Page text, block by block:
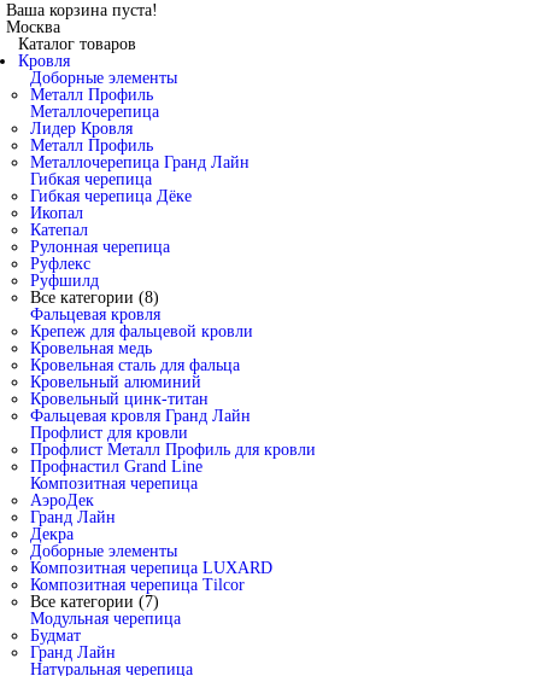
Ваша корзина пуста!
Москва
Каталог товаров
Кровля
Доборные элементы
Металл Профиль
Металлочерепица
Лидер Кровля
Металл Профиль
Металлочерепица Гранд Лайн
Гибкая черепица
Гибкая черепица Дёке
Икопал
Катепал
Рулонная черепица
Руфлекс
Руфшилд
Все категории (8)
Фальцевая кровля
Крепеж для фальцевой кровли
Кровельная медь
Кровельная сталь для фальца
Кровельный алюминий
Кровельный цинк-титан
Фальцевая кровля Гранд Лайн
Профлист для кровли
Профлист Металл Профиль для кровли
Профнастил Grand Line
Композитная черепица
АэроДек
Гранд Лайн
Декра
Доборные элементы
Композитная черепица LUXARD
Композитная черепица Tilcor
Все категории (7)
Модульная черепица
Будмат
Гранд Лайн
Натуральная черепица